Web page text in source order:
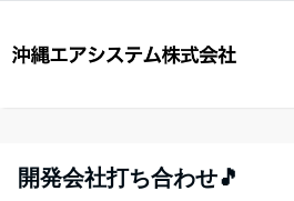
開発会社打ち合わせ🎵